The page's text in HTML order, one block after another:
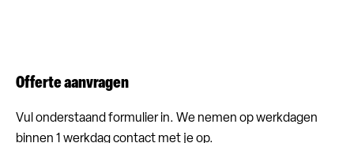
Offerte aanvragen
Vul onderstaand formulier in. We nemen op werkdagen
binnen 1 werkdag contact met je op.